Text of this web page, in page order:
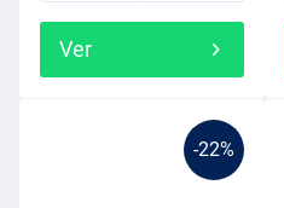
Ver
-22%